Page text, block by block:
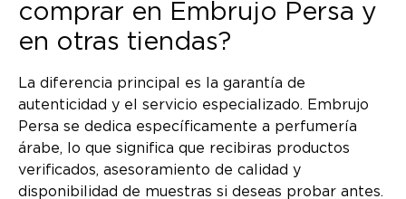
comprar en Embrujo Persa y
en otras tiendas?
La diferencia principal es la garantía de
autenticidad y el servicio especializado. Embrujo
Persa se dedica específicamente a perfumería
árabe, lo que significa que recibiras productos
verificados, asesoramiento de calidad y
disponibilidad de muestras si deseas probar antes.